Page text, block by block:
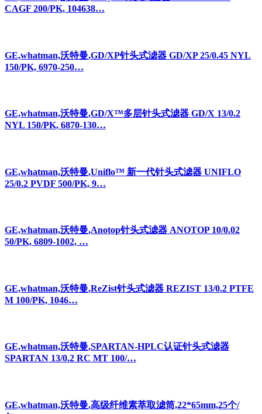
GE,whatman,沃特曼,GD/XP针头式滤器 GD/XP 25/0.45 NYL
150/PK, 6970-250…
GE,whatman,沃特曼,Uniflo™ 新一代针头式滤器 UNIFLO